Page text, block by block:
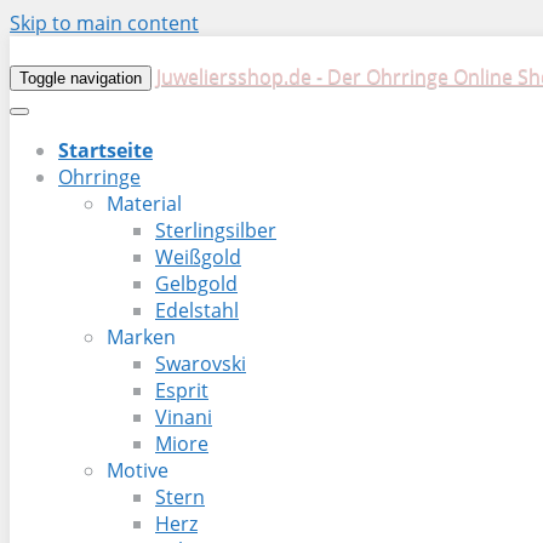
Skip to main content
Toggle navigation Juweliersshop.de - Der Ohrringe Online
Startseite
Ohrringe
Material
Sterlingsilber
Weißgold
Gelbgold
Edelstahl
Marken
Swarovski
Esprit
Vinani
Miore
Motive
Stern
Herz